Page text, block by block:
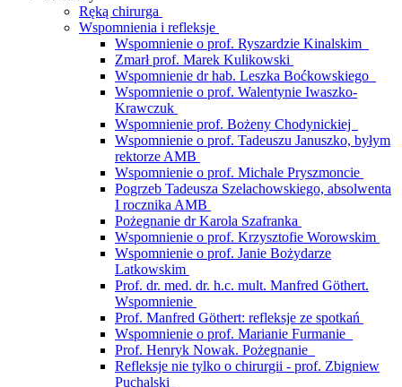
Ręką chirurga
Wspomnienia i refleksje
Wspomnienie o prof. Ryszardzie Kinalskim
Zmarł prof. Marek Kulikowski
Wspomnienie dr hab. Leszka Boćkowskiego
Wspomnienie o prof. Walentynie Iwaszko-
Krawczuk
Wspomnienie prof. Bożeny Chodynickiej
Wspomnienie o prof. Tadeuszu Januszko, byłym
rektorze AMB
Wspomnienie o prof. Michale Pryszmoncie
Pogrzeb Tadeusza Szelachowskiego, absolwenta
I rocznika AMB
Pożegnanie dr Karola Szafranka
Wspomnienie o prof. Krzysztofie Worowskim
Wspomnienie o prof. Janie Bożydarze
Latkowskim
Prof. dr. med. dr. h.c. mult. Manfred Göthert.
Wspomnienie
Prof. Manfred Göthert: refleksje ze spotkań
Wspomnienie o prof. Marianie Furmanie
Prof. Henryk Nowak. Pożegnanie
Refleksje nie tylko o chirurgii - prof. Zbigniew
Puchalski